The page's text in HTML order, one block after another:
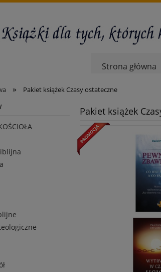
Strona główna
» Pakiet książek Czasy ostateczne
Pakiet książek